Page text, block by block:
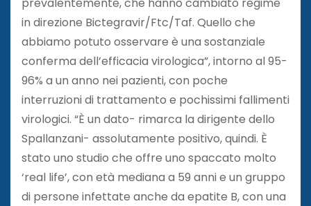
in direzione Bictegravir/Ftc/Taf. Quello che
abbiamo potuto osservare è una sostanziale
conferma dell’efficacia virologica”, intorno al 95-
96% a un anno nei pazienti, con poche
interruzioni di trattamento e pochissimi fallimenti
virologici. “È un dato- rimarca la dirigente dello
Spallanzani- assolutamente positivo, quindi. È
stato uno studio che offre uno spaccato molto
‘real life’, con età mediana a 59 anni e un gruppo
di persone infettate anche da epatite B, con una